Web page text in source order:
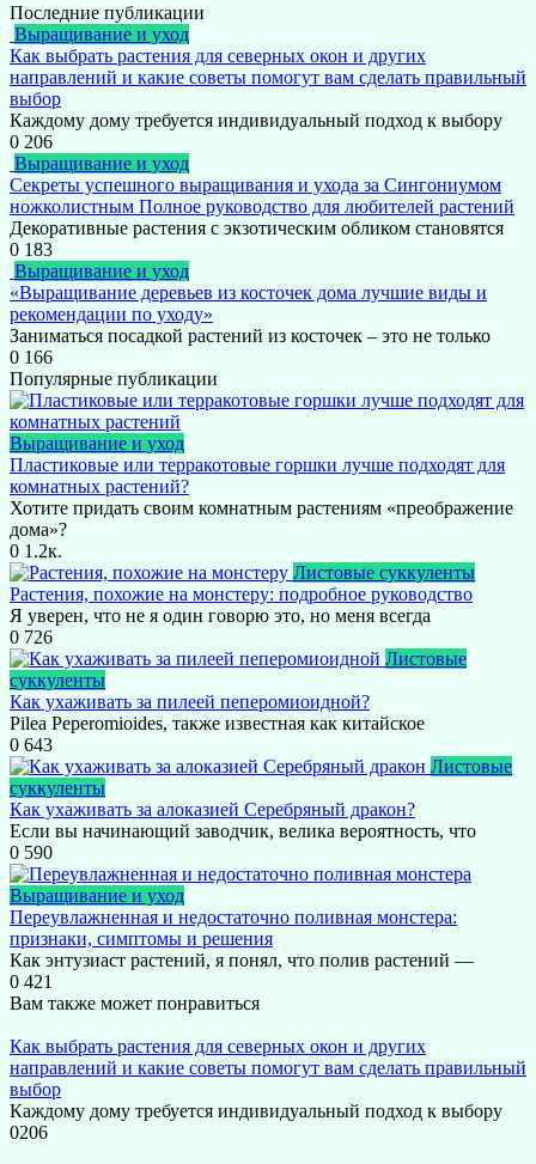
Последние публикации
Выращивание и уход
Как выбрать растения для северных окон и других
направлений и какие советы помогут вам сделать правильный
выбор
Каждому дому требуется индивидуальный подход к выбору
0 206
Выращивание и уход
Секреты успешного выращивания и ухода за Сингониумом
ножколистным Полное руководство для любителей растений
Декоративные растения с экзотическим обликом становятся
0 183
Выращивание и уход
«Выращивание деревьев из косточек дома лучшие виды и
рекомендации по уходу»
Заниматься посадкой растений из косточек – это не только
0 166
Популярные публикации
Выращивание и уход
Пластиковые или терракотовые горшки лучше подходят для
комнатных растений?
Хотите придать своим комнатным растениям «преображение
дома»?
0 1.2к.
Листовые суккуленты
Растения, похожие на монстеру: подробное руководство
Я уверен, что не я один говорю это, но меня всегда
0 726
Листовые
суккуленты
Как ухаживать за пилеей пеперомиоидной?
Pilea Peperomioides, также известная как китайское
0 643
Листовые
суккуленты
Как ухаживать за алоказией Серебряный дракон?
Если вы начинающий заводчик, велика вероятность, что
0 590
Выращивание и уход
Переувлажненная и недостаточно поливная монстера:
признаки, симптомы и решения
Как энтузиаст растений, я понял, что полив растений —
0 421
Вам также может понравиться
Как выбрать растения для северных окон и других
направлений и какие советы помогут вам сделать правильный
выбор
Каждому дому требуется индивидуальный подход к выбору
0206